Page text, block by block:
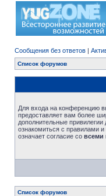
Сообщения без ответов |
Список форумов
Для входа на конференцию
предоставляет вам более
дополнительные
ознакомиться с правилами
означает согласие со всеми
Список форумов